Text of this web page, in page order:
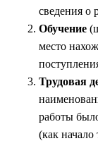
сведения о
Обучение
место
Трудовая
работы
(как